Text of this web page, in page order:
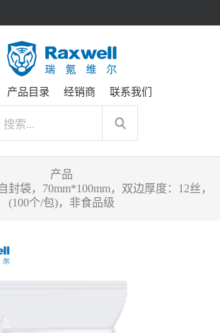
产品目录 经销商 联系我们
产品
封袋，70mm*100mm，双边厚度：12丝，
(100个/包)，非食品级